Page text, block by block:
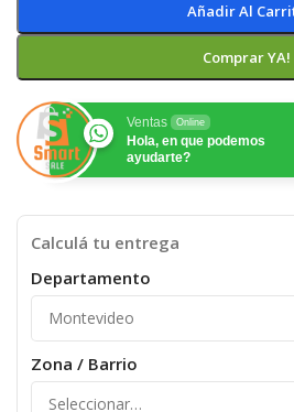
Añadir Al
Comprar YA!
Ventas Online
Hola, en que podemos
ayudarte?
Calculá tu entrega
Departamento
Zona / Barrio